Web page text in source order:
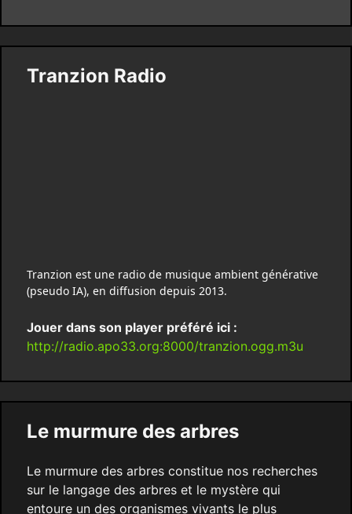
Tranzion Radio
Tranzion est une radio de musique ambient générative
(pseudo IA), en diffusion depuis 2013.
Jouer dans son player préféré ici :
http://radio.apo33.org:8000/tranzion.ogg.m3u
Le murmure des arbres
Le murmure des arbres constitue nos recherches
sur le langage des arbres et le mystère qui
entoure un des organismes vivants le plus